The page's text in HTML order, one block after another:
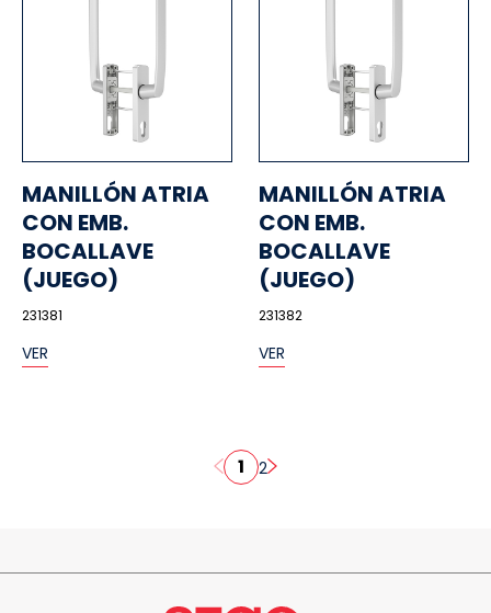
MANILLÓN ATRIA
CON EMB.
BOCALLAVE
(JUEGO)
231381
VER
MANILLÓN ATRIA
CON EMB.
BOCALLAVE
(JUEGO)
231382
VER
1 2